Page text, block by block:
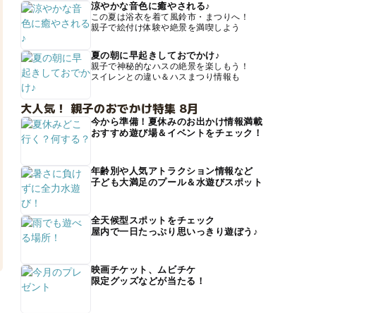
涼やかな音色に癒やされる♪
この夏は浴衣を着て風鈴市・まつりへ！
親子で絵付け体験や絶景を満喫しよう
夏の朝に早起きしておでかけ♪
親子で神秘的なハスの絶景を楽しもう！
スイレンとの違い＆ハスまつり情報も
大人気！ 親子のおでかけ特集 8月
今から準備！夏休みのお出かけ情報満載
おすすめ遊び場＆イベントをチェック！
年齢別や人気アトラクション情報など
子ども大満足のプール＆水遊びスポット
全天候型スポットをチェック
屋内で一日たっぷり思いっきり遊ぼう♪
映画チケット、ムビチケ
限定グッズなどが当たる！